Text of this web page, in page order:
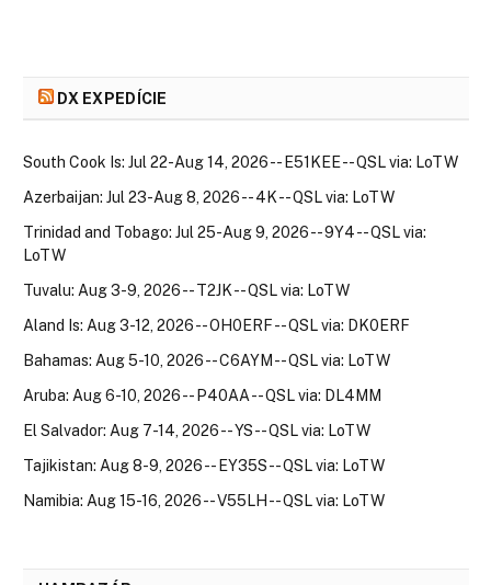
DX EXPEDÍCIE
South Cook Is: Jul 22-Aug 14, 2026 -- E51KEE -- QSL via: LoTW
Azerbaijan: Jul 23-Aug 8, 2026 -- 4K -- QSL via: LoTW
Trinidad and Tobago: Jul 25-Aug 9, 2026 -- 9Y4 -- QSL via:
LoTW
Tuvalu: Aug 3-9, 2026 -- T2JK -- QSL via: LoTW
Aland Is: Aug 3-12, 2026 -- OH0ERF -- QSL via: DK0ERF
Bahamas: Aug 5-10, 2026 -- C6AYM -- QSL via: LoTW
Aruba: Aug 6-10, 2026 -- P40AA -- QSL via: DL4MM
El Salvador: Aug 7-14, 2026 -- YS -- QSL via: LoTW
Tajikistan: Aug 8-9, 2026 -- EY35S -- QSL via: LoTW
Namibia: Aug 15-16, 2026 -- V55LH -- QSL via: LoTW